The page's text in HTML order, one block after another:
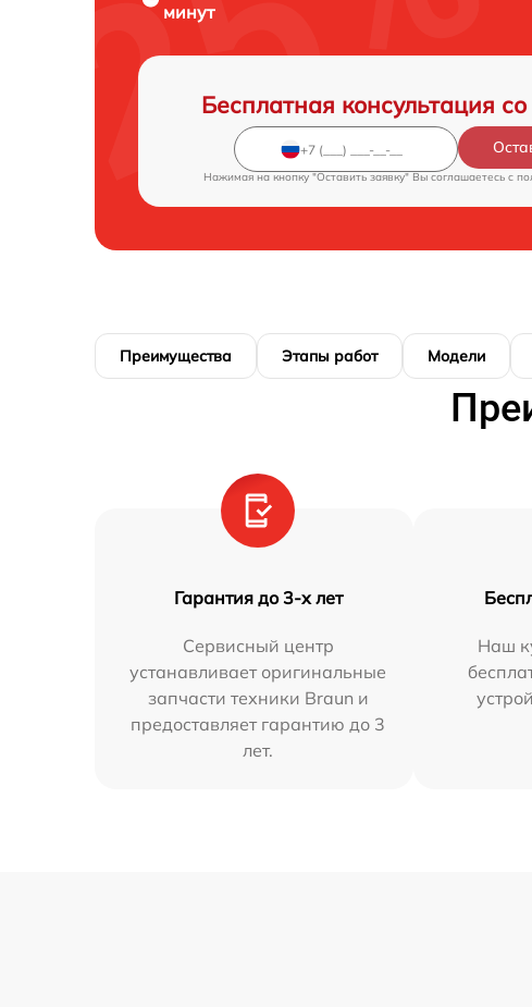
минут
Бесплатная консультация
Нажимая на кнопку "Оставить заявку" Вы соглашаетесь c
Преимущества Этапы работ Модели
Гарантия до 3-х лет
Сервисный центр
устанавливает оригинальные
запчасти техники Braun и
предоставляет гарантию до 3
лет.
Наш